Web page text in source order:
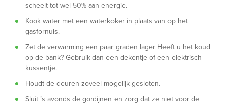
scheelt tot wel 50% aan energie.
Kook water met een waterkoker in plaats van op het
gasfornuis.
Zet de verwarming een paar graden lager Heeft u het koud
op de bank? Gebruik dan een dekentje of een elektrisch
kussentje.
Houdt de deuren zoveel mogelijk gesloten.
Sluit ’s avonds de gordijnen en zorg dat ze niet voor de